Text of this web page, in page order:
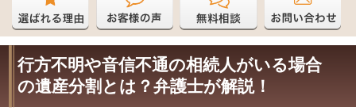
行方不明や音信不通の相続人がいる場合
の遺産分割とは？弁護士が解説！